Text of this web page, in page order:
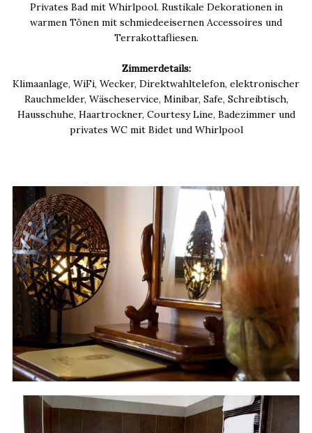
Privates Bad mit Whirlpool. Rustikale Dekorationen in
warmen Tönen mit schmiedeeisernen Accessoires und
Terrakottafliesen.
Zimmerdetails:
Klimaanlage, WiFi, Wecker, Direktwahltelefon, elektronischer
Rauchmelder, Wäscheservice, Minibar, Safe, Schreibtisch,
Hausschuhe, Haartrockner, Courtesy Line, Badezimmer und
privates WC mit Bidet und Whirlpool